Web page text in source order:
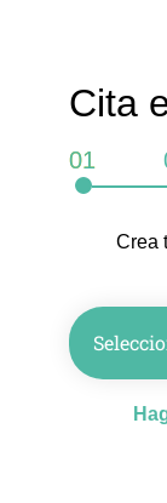
Cita
01
Crea